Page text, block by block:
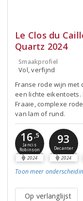
Le Clos du
Quartz 2024
Smaakprofiel
Vol, verfijnd
Franse rode wijn met
een lichte eikentoets.
Fraaie, complexe
van lam of rund.
16 ,5
Jancis
Robinson
2024
93
Decanter
2024
Toon meer
Op verlanglijst